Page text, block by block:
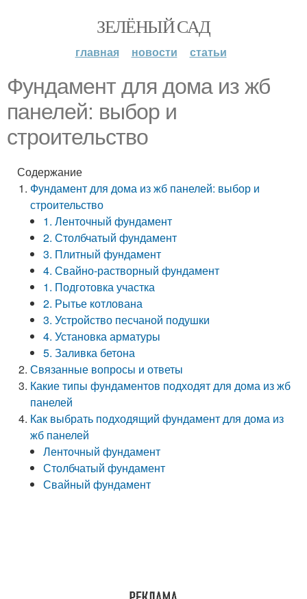
ЗЕЛЁНЫЙ САД
главная новости статьи
Фундамент для дома из жб
панелей: выбор и
строительство
Содержание
Фундамент для дома из жб панелей: выбор и
строительство
1. Ленточный фундамент
2. Столбчатый фундамент
3. Плитный фундамент
4. Свайно-растворный фундамент
1. Подготовка участка
2. Рытье котлована
3. Устройство песчаной подушки
4. Установка арматуры
5. Заливка бетона
Связанные вопросы и ответы
Какие типы фундаментов подходят для дома из жб
панелей
Как выбрать подходящий фундамент для дома из
жб панелей
Ленточный фундамент
Столбчатый фундамент
Свайный фундамент